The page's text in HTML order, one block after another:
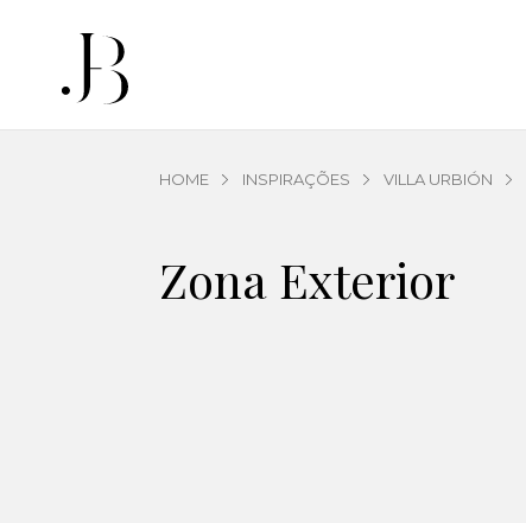
HOME INSPIRAÇÕES VILLA URBIÓN
Zona Exterior